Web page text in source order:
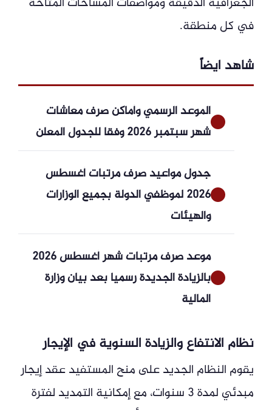
في كل منطقة.
شاهد ايضاً
الموعد الرسمي وأماكن صرف معاشات
شهر سبتمبر 2026 وفقا للجدول المعلن
جدول مواعيد صرف مرتبات أغسطس
2026 لموظفي الدولة بجميع الوزارات
والهيئات
موعد صرف مرتبات شهر أغسطس 2026
بالزيادة الجديدة رسميا بعد بيان وزارة
المالية
نظام الانتفاع والزيادة السنوية في الإيجار
يقوم النظام الجديد على منح المستفيد عقد إيجار
مبدئي لمدة 3 سنوات، مع إمكانية التمديد لفترة